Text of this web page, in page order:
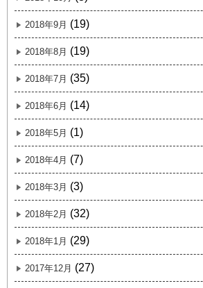
2018年9月 (19)
2018年8月 (19)
2018年7月 (35)
2018年6月 (14)
2018年5月 (1)
2018年4月 (7)
2018年3月 (3)
2018年2月 (32)
2018年1月 (29)
2017年12月 (27)